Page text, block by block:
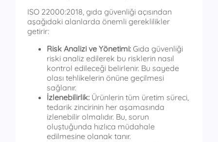
ISO 22000:2018, gıda güvenliği açısından
aşağıdaki alanlarda önemli gereklilikler
getirir:
Risk Analizi ve Yönetimi: Gıda güvenliği
riski analiz edilerek bu risklerin nasıl
kontrol edileceği belirlenir. Bu sayede
olası tehlikelerin önüne geçilmesi
sağlanır.
İzlenebilirlik: Ürünlerin tüm üretim süreci,
tedarik zincirinin her aşamasında
izlenebilir olmalıdır. Bu, sorun
oluştuğunda hızlıca müdahale
edilmesine olanak tanır.